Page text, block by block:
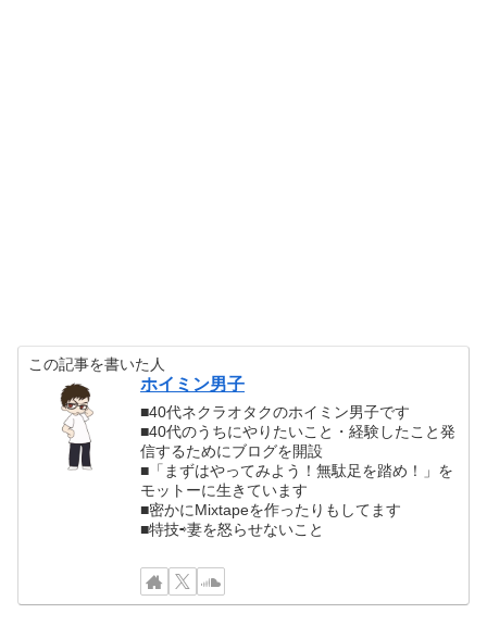
この記事を書いた人
ホイミン男子
■40代ネクラオタクのホイミン男子です
■40代のうちにやりたいこと・経験したこと発
信するためにブログを開設
■「まずはやってみよう！無駄足を踏め！」を
モットーに生きています
■密かにMixtapeを作ったりもしてます
■特技⇨妻を怒らせないこと